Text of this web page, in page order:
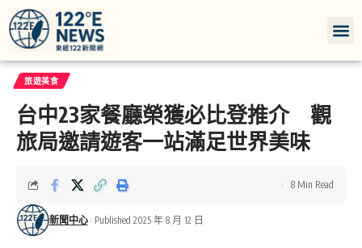
旅遊美食
台中23家餐廳榮獲必比登推介 觀
旅局邀請遊客一站滿足世界美味
新聞中心 Published 2025 年 8 月 12 日
8 Min Read